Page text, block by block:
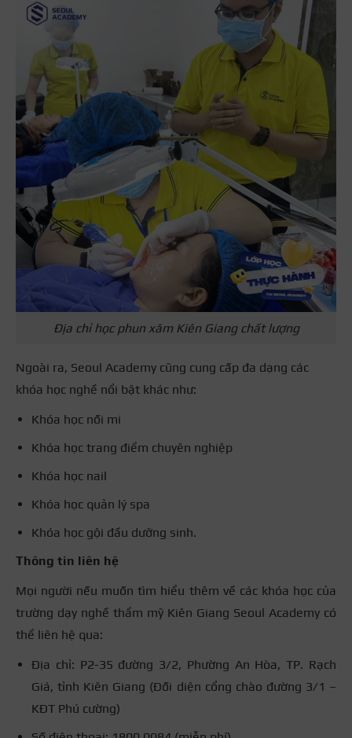
Địa chỉ học phun xăm Kiên Giang chất lượng
Ngoài ra, Seoul Academy cũng cung cấp đa dạng các
khóa học nghề nổi bật khác như:
Khóa học nối mi
Khóa học trang điểm chuyên nghiệp
Khóa học nail
Khóa học quản lý spa
Khóa học gội đầu dưỡng sinh.
Thông tin liên hệ
Mọi người nếu muốn tìm hiểu thêm về các khóa học của
trường dạy nghề thẩm mỹ Kiên Giang Seoul Academy có
thể liên hệ qua:
Địa chỉ: P2-35 đường 3/2, Phường An Hòa, TP. Rạch
Giá, tỉnh Kiên Giang (Đối diện cổng chào đường 3/1 –
KĐT Phú cường)